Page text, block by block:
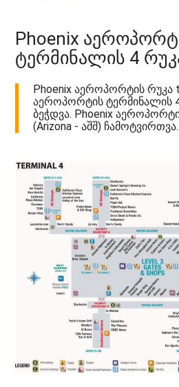
Phoenix
ტერმინალის 4
Phoenix აეროპორტის რუკა
აეროპორტის ტერმინალის 4
ბეჭდვა. Phoenix
(Arizona - აშშ) ჩამოტვირთვა.